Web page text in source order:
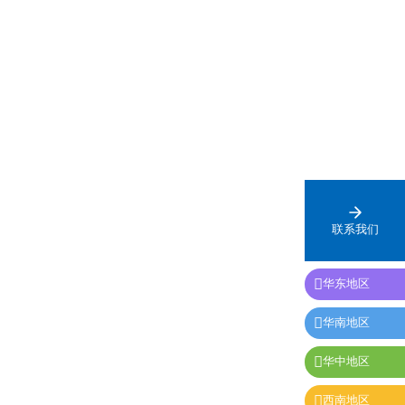
联系我们
华东地区
华南地区
华中地区
西南地区